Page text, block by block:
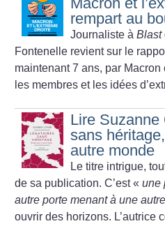
rempart au
Journaliste àBlast
Fontenelle revient sur le
maintenant 7 ans, par
les ­membres et les idées
Lire Suzanne
sans
autre monde
Le titre intrigue,
de sa publication. C’est « une
autre porte menant à une
ouvrir des horizons. L’autrice